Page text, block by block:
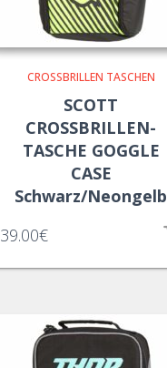
CROSSBRILLEN TASCHEN
SCOTT
CROSSBRILLEN-
TASCHE GOGGLE
CASE
Schwarz/Neongelb
39.00€